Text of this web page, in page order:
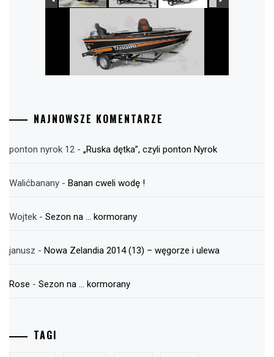
NAJNOWSZE KOMENTARZE
ponton nyrok 12 - „Ruska dętka”, czyli ponton Nyrok
Walićbanany - Banan cweli wodę !
Wojtek - Sezon na … kormorany
janusz - Nowa Zelandia 2014 (13) – węgorze i ulewa
Rose - Sezon na … kormorany
TAGI